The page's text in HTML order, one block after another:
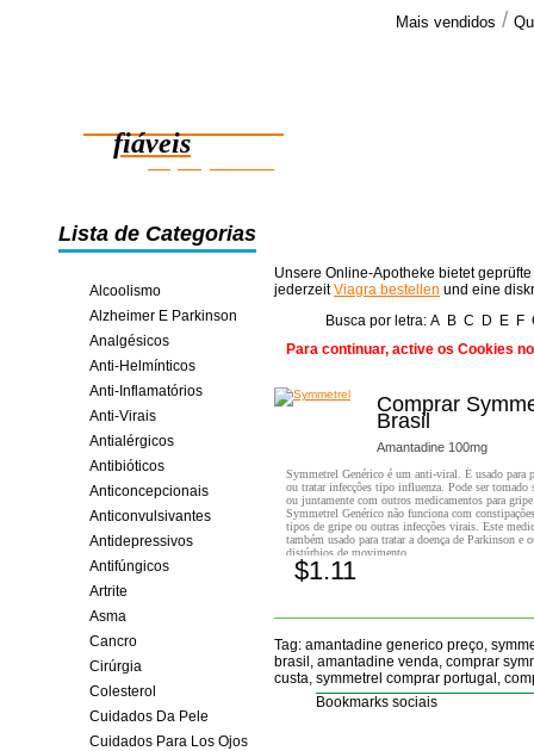
Mais vendidos /
fiáveis
poupança online
Lista de Categorias
Alcoolismo
Alzheimer E Parkinson
Analgésicos
Anti-Helmínticos
Anti-Inflamatórios
Anti-Virais
Antialérgicos
Antibióticos
Anticoncepcionais
Anticonvulsivantes
Antidepressivos
Antifúngicos
Artrite
Asma
Cancro
Cirúrgia
Colesterol
Cuidados Da Pele
Cuidados Para Los Ojos
Unsere Online-Apotheke bietet
jederzeitViagra bestellen und eine
Busca por letra: A B C D E F
Para continuar, active os Cookies
Comprar
Brasil
Amantadine 100mg
Symmetrel Genérico é um anti-viral. É usado para
ou tratar infecções tipo influenza. Pode ser tomado
ou juntamente com outros medicamentos para
Symmetrel Genérico não funciona com
tipos de gripe ou outras infecções virais. Este
também usado para tratar a doença de Parkinson e
distúrbios de movimento.
$1.11
Tag: amantadine generico preço,
brasil, amantadine venda, comprar
custa, symmetrel comprar portugal,
Bookmarks sociais